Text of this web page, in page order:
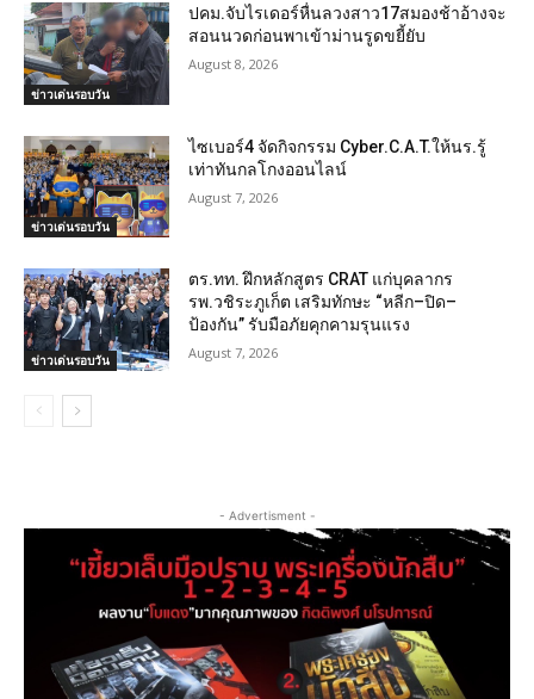
ข่าวเด่นรอบวัน
ปคม.จับไรเดอร์หื่นลวงสาว17สมองช้าอ้างจะ
สอนนวดก่อนพาเข้าม่านรูดขยี้ยับ
August 8, 2026
ข่าวเด่นรอบวัน
ไซเบอร์4 จัดกิจกรรม Cyber.C.A.T.ให้นร.รู้
เท่าทันกลโกงออนไลน์
August 7, 2026
ข่าวเด่นรอบวัน
ตร.ทท. ฝึกหลักสูตร CRAT แก่บุคลากร
รพ.วชิระภูเก็ต เสริมทักษะ “หลีก–ปิด–
ป้องกัน” รับมือภัยคุกคามรุนแรง
August 7, 2026
- Advertisment -